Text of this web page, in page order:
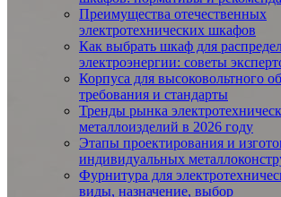
Преимущества отечественных
электротехнических шкафов
Как выбрать шкаф для
электроэнергии: советы
Корпуса для высоковольтного
требования и стандарты
Тренды рынка
металлоизделий в 2026 году
Этапы проектирования и
индивидуальных
Фурнитура для
виды, назначение, выбор